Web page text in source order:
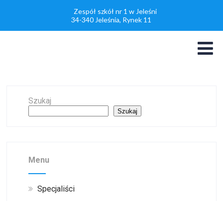
Zespół szkół nr 1 w Jeleśni
34-340 Jeleśnia, Rynek 11
Szukaj
Szukaj
Menu
Specjaliści